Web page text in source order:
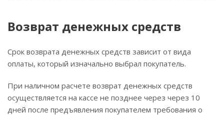
Возврат денежных средств
Срок возврата денежных средств зависит от вида
оплаты, который изначально выбрал покупатель.
При наличном расчете возврат денежных средств
осуществляется на кассе не позднее через через 10
дней после предъявления покупателем требования о